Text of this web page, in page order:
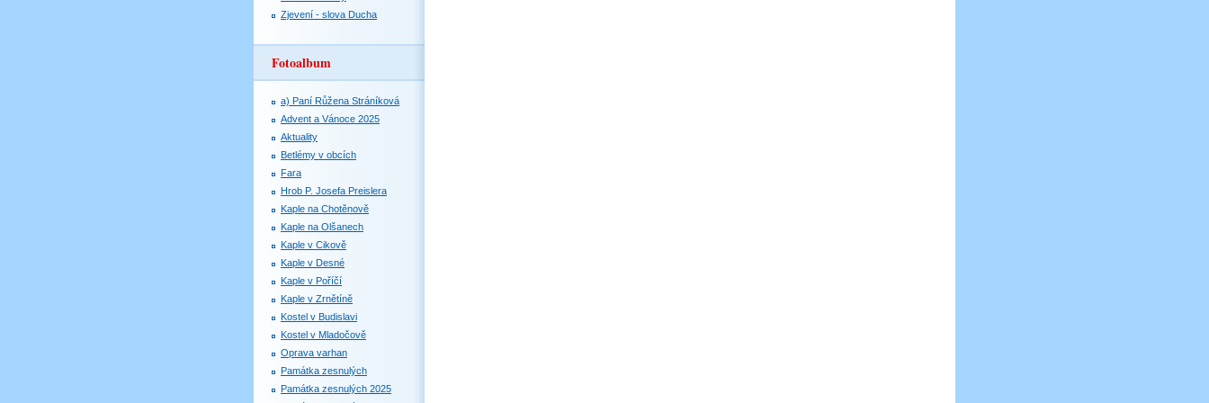
Zjevení - slova Ducha
Fotoalbum
a) Paní Růžena Stráníková
Advent a Vánoce 2025
Aktuality
Betlémy v obcích
Fara
Hrob P. Josefa Preislera
Kaple na Chotěnově
Kaple na Olšanech
Kaple v Cikově
Kaple v Desné
Kaple v Poříčí
Kaple v Zrnětíně
Kostel v Budislavi
Kostel v Mladočově
Oprava varhan
Památka zesnulých
Památka zesnulých 2025